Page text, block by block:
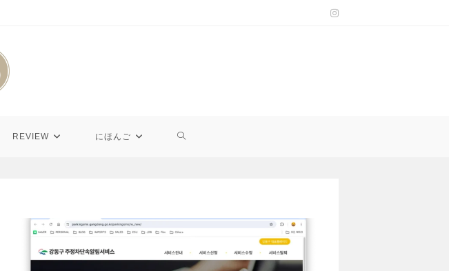
REVIEW にほんご TOGGLE
SEARCH